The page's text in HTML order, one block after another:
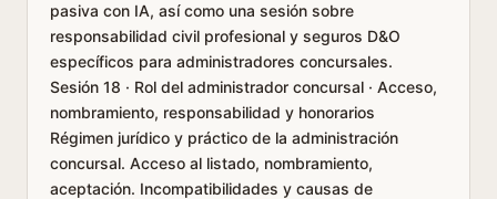
pasiva con IA, así como una sesión sobre
responsabilidad civil profesional y seguros D&O
específicos para administradores concursales.
Sesión 18 · Rol del administrador concursal · Acceso,
nombramiento, responsabilidad y honorarios
Régimen jurídico y práctico de la administración
concursal. Acceso al listado, nombramiento,
aceptación. Incompatibilidades y causas de